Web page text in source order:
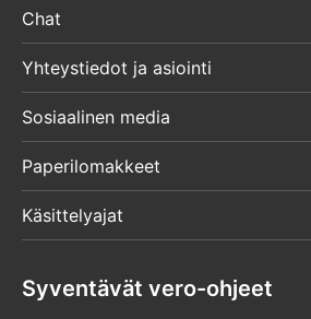
Chat
Yhteystiedot ja asiointi
Sosiaalinen media
Paperilomakkeet
Käsittelyajat
Syventävät vero-ohjeet